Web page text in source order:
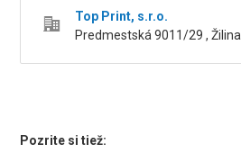
Top Print, s.r.o.
Predmestská 9011/29 , Žilina
Pozrite si tiež: